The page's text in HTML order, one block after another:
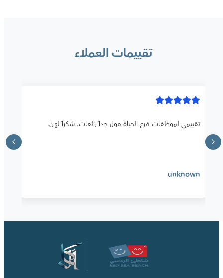
تقييمات العملاء
تقييمي لموظفات فرع الحياة مول جداً رائعات، شكراً لهن.
unknown